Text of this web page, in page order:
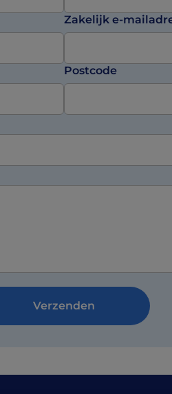
Zakelijk e-
Postcode
Verzenden